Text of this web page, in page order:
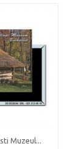
Muzeul...